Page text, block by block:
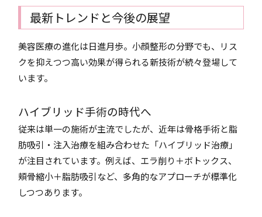
最新トレンドと今後の展望
美容医療の進化は日進月歩。小顔整形の分野でも、リス
クを抑えつつ高い効果が得られる新技術が続々登場して
います。
ハイブリッド手術の時代へ
従来は単一の施術が主流でしたが、近年は骨格手術と脂
肪吸引・注入治療を組み合わせた「ハイブリッド治療」
が注目されています。例えば、エラ削り＋ボトックス、
頬骨縮小＋脂肪吸引など、多角的なアプローチが標準化
しつつあります。